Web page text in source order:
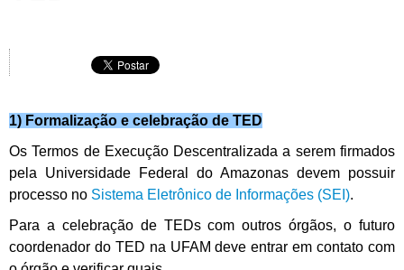
1) Formalização e celebração de TED
Os Termos de Execução Descentralizada a serem firmados
pela Universidade Federal do Amazonas devem possuir
processo no Sistema Eletrônico de Informações (SEI).
Para a celebração de TEDs com outros órgãos, o futuro
coordenador do TED na UFAM deve entrar em contato com